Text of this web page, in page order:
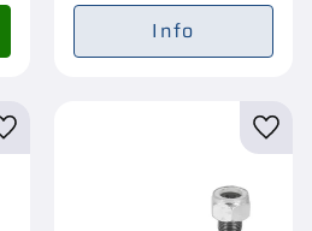
Info
Lägg till i favoriter